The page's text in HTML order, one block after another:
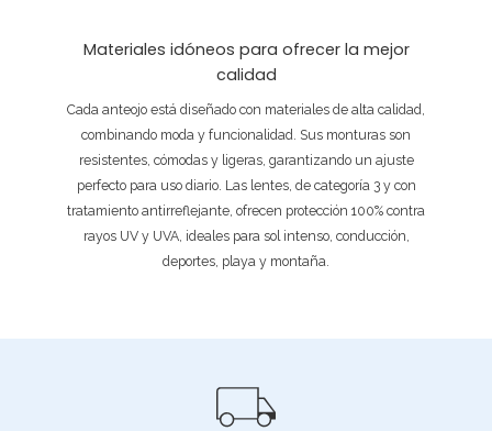
Materiales idóneos para ofrecer la mejor
calidad
Cada anteojo está diseñado con materiales de alta calidad,
combinando moda y funcionalidad. Sus monturas son
resistentes, cómodas y ligeras, garantizando un ajuste
perfecto para uso diario. Las lentes, de categoría 3 y con
tratamiento antirreflejante, ofrecen protección 100% contra
rayos UV y UVA, ideales para sol intenso, conducción,
deportes, playa y montaña.